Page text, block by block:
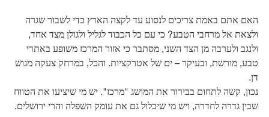
האם אתם באמת צריכים לנסוע עד לקצה הארץ כדי לשבור שגרה
ולצאת אל מרחבי הטבע? כי עם כל הכבוד לגליל ולגולן מצד אחד,
ולנגב ולערבה מן הצד השני, מסתבר כי אזור המרכז משופע באתרי
טבע, מורשת, ובעיקר – ים של אטרקציות. והכל, במרחק צעקה מגוש
דן.
נכון, קשה לתחום בבירור את המושג "מרכז". יש מי שיציעו את הטווח
שבין גדרה לחדרה, ויש מי שיכלול גם את עומק השפלה והרי ירושלים.